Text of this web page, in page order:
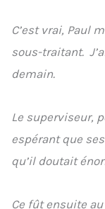
C’est vrai, Paul
sous-traitant.
demain.
Le superviseur,
espérant que
qu’il doutait
Ce fût ensuite